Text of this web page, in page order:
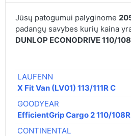
Jūsų patogumui palyginome
padangų savybes kurių kaina
DUNLOP ECONODRIVE 110/
LAUFENN
X Fit Van (LV01) 113/111R C
GOODYEAR
EfficientGrip Cargo 2 110/108R
CONTINENTAL